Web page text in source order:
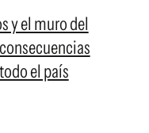
y el muro del
el país